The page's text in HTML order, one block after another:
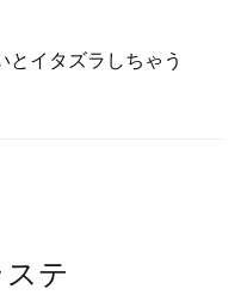
イタズラしちゃう
テ